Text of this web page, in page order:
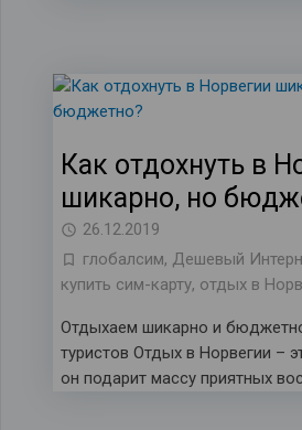
Как отдохнуть в
шикарно, но
26.12.2019
глобалсим, Дешевый
купить сим-карту, отдых в
Отдыхаем шикарно и
туристов Отдых в Норвегии –
он подарит массу приятных